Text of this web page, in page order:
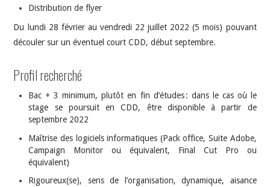
Distribution de flyer
Du lundi 28 février au vendredi 22 juillet 2022 (5 mois) pouvant
découler sur un éventuel court CDD, début septembre.
Profil recherché
Bac + 3 minimum, plutôt en fin d’études : dans le cas où le
stage se poursuit en CDD, être disponible à partir de
septembre 2022
Maîtrise des logiciels informatiques (Pack office, Suite Adobe,
Campaign Monitor ou équivalent, Final Cut Pro ou
équivalent)
Rigoureux(se), sens de l’organisation, dynamique, aisance